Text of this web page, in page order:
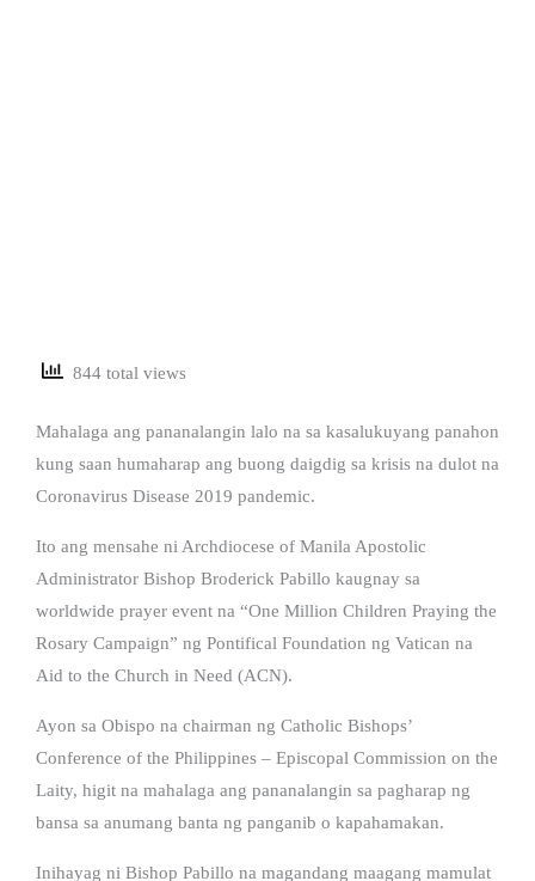
844 total views
Mahalaga ang pananalangin lalo na sa kasalukuyang panahon
kung saan humaharap ang buong daigdig sa krisis na dulot na
Coronavirus Disease 2019 pandemic.
Ito ang mensahe ni Archdiocese of Manila Apostolic
Administrator Bishop Broderick Pabillo kaugnay sa
worldwide prayer event na “One Million Children Praying the
Rosary Campaign” ng Pontifical Foundation ng Vatican na
Aid to the Church in Need (ACN).
Ayon sa Obispo na chairman ng Catholic Bishops’
Conference of the Philippines – Episcopal Commission on the
Laity, higit na mahalaga ang pananalangin sa pagharap ng
bansa sa anumang banta ng panganib o kapahamakan.
Inihayag ni Bishop Pabillo na magandang maagang mamulat